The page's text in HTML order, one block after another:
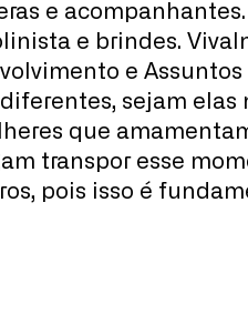
e
e brindes.
e
sejam elas
que
transpor esse
pois isso é